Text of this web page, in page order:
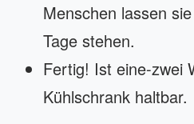
Menschen lassen
Tage stehen.
Fertig! Ist eine-zwei
Kühlschrank haltbar.